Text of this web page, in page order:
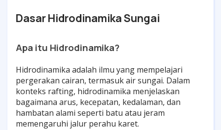
Dasar Hidrodinamika Sungai
Apa itu Hidrodinamika?
Hidrodinamika adalah ilmu yang mempelajari
pergerakan cairan, termasuk air sungai. Dalam
konteks rafting, hidrodinamika menjelaskan
bagaimana arus, kecepatan, kedalaman, dan
hambatan alami seperti batu atau jeram
memengaruhi jalur perahu karet.